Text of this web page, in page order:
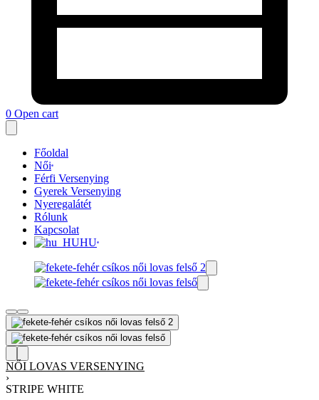
0 Open cart
Főoldal
Női
Férfi Versenying
Gyerek Versenying
Nyeregalátét
Rólunk
Kapcsolat
HU
NŐI LOVAS VERSENYING
›
STRIPE WHITE